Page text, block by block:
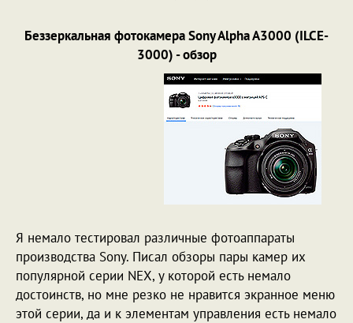
Беззеркальная фотокамера Sony Alpha A3000 (ILCE-
3000) - обзор
Я немало тестировал различные фотоаппараты
производства Sony. Писал обзоры пары камер их
популярной серии NEX, у которой есть немало
достоинств, но мне резко не нравится экранное меню
этой серии, да и к элементам управления есть немало